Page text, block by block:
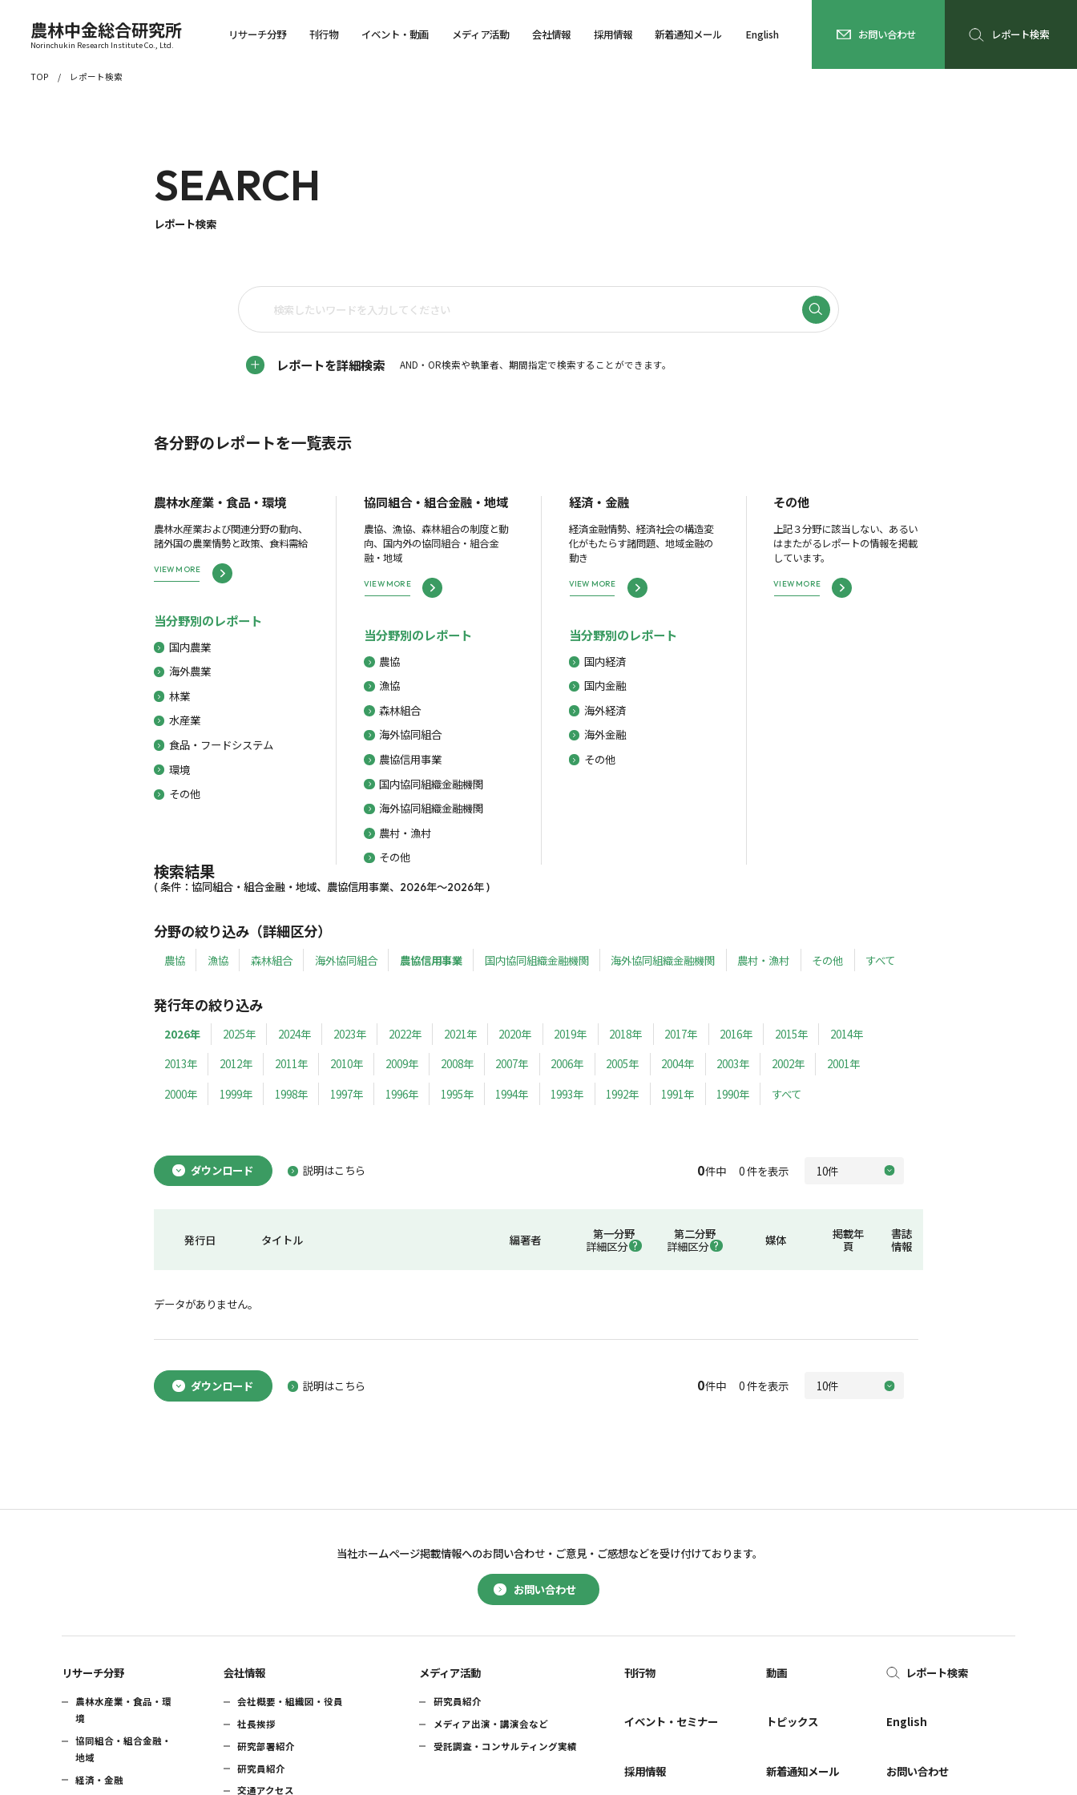
農林中金総合研究所
Norinchukin Research Institute Co., Ltd.
リサーチ分野 刊行物 イベント・動画 メディア活動 会社情報 採用情報 新着通知メール English お問い合わせ レポート検索
TOP レポート検索
SEARCH
レポート検索
レポートを詳細検索 AND・OR検索や執筆者、期間指定で検索することができます。
各分野のレポートを一覧表示
農林水産業・食品・環境
農林水産業および関連分野の動向、
諸外国の農業情勢と政策、食料需給
VIEW MORE
当分野別のレポート
国内農業
海外農業
林業
水産業
食品・フードシステム
環境
その他
協同組合・組合金融・地域
農協、漁協、森林組合の制度と動
向、国内外の協同組合・組合金
融・地域
VIEW MORE
当分野別のレポート
農協
漁協
森林組合
海外協同組合
農協信用事業
国内協同組織金融機関
海外協同組織金融機関
農村・漁村
その他
経済・金融
経済金融情勢、経済社会の構造変
化がもたらす諸問題、地域金融の
動き
VIEW MORE
当分野別のレポート
国内経済
国内金融
海外経済
海外金融
その他
その他
上記３分野に該当しない、あるい
はまたがるレポートの情報を掲載
しています。
VIEW MORE
検索結果
( 条件：協同組合・組合金融・地域、農協信用事業、2026年～2026年 )
分野の絞り込み（詳細区分）
農協 漁協 森林組合 海外協同組合 農協信用事業 国内協同組織金融機関 海外協同組織金融機関 農村・漁村 その他 すべて
発行年の絞り込み
2026年 2025年 2024年 2023年 2022年 2021年 2020年 2019年 2018年 2017年 2016年 2015年
2014年
2013年
2012年 2011年 2010年 2009年 2008年 2007年 2006年 2005年 2004年 2003年 2002年
2001年
2000年
1999年 1998年 1997年 1996年 1995年 1994年 1993年 1992年 1991年 1990年 すべて
ダウンロード 説明はこちら 0件中 0 件を表示
発行日 タイトル 編著者
第一分野
詳細区分
第二分野
詳細区分
媒体
掲載年
頁
書誌
情報
データがありません。
ダウンロード 説明はこちら 0件中 0 件を表示
お問い合わせ
当社ホームページ掲載情報へのお問い合わせ・ ご意見・ご感想などを受け付けております。
リサーチ分野
農林水産業・食品・環
境
協同組合・組合金融・
地域
経済・金融
会社情報
会社概要・組織図・役員
社長挨拶
研究部署紹介
研究員紹介
交通アクセス
メディア活動
研究員紹介
メディア出演・講演会など
受託調査・コンサルティング実績
刊行物
イベント・セミナー
採用情報
動画
トピックス
新着通知メール
レポート検索
English
お問い合わせ